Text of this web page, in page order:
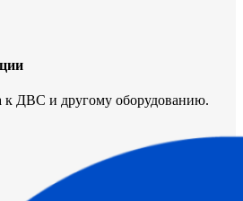
к ДВС и другому оборудованию.